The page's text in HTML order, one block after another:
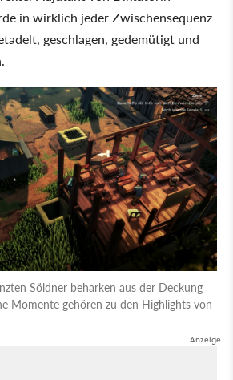
in wirklich jeder Zwischensequenz
geschlagen, gedemütigt und
Söldner beharken aus der Deckung
Momente gehören zu den Highlights von